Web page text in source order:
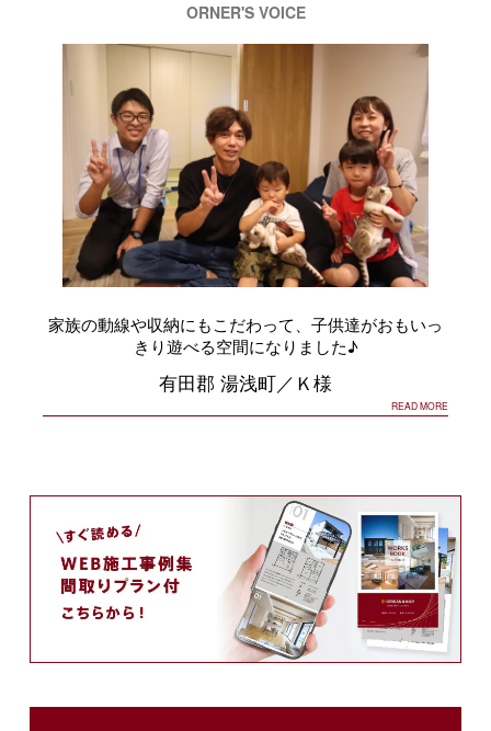
ORNER'S VOICE
家族の動線や収納にもこだわって、子供達がおもいっ
きり遊べる空間になりました♪
有田郡 湯浅町／Ｋ様
READ MORE